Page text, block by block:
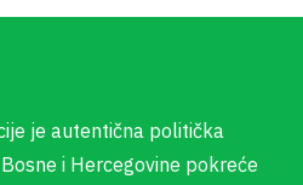
je autentična politička
i Hercegovine pokreće